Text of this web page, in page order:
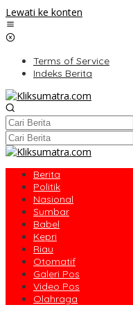
Lewati ke konten
Terms of Service
Indeks Berita
Berita
Politik
Nasional
Sumbar
Babel
Kepri
Riau
Otomatif
Galeri Pos
Video Pos
Olahraga